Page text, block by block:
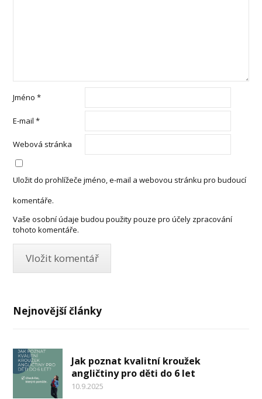
Jméno*
E-mail*
Webová stránka
Uložit do prohlížeče jméno, e-mail a webovou stránku pro budoucí
komentáře.
Vaše osobní údaje budou použity pouze pro účely zpracování
tohoto komentáře.
Nejnovější články
Jak poznat kvalitní kroužek
angličtiny pro děti do 6 let
10.9.2025